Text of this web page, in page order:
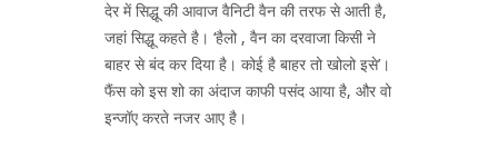
देर में सिद्धू की आवाज वैनिटी वैन की तरफ से आती है,
जहां सिद्धू कहते है। ‘हैलो , वैन का दरवाजा किसी ने
बाहर से बंद कर दिया है। कोई है बाहर तो खोलो इसे’।
फैंस को इस शो का अंदाज काफी पसंद आया है, और वो
इन्जॉए करते नजर आए है।